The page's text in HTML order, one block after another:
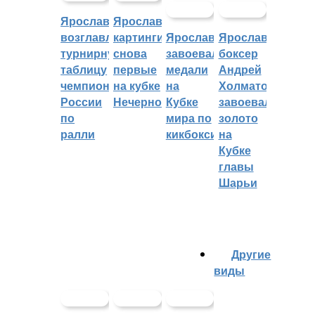
Ярославцы
возглавляют
турнирную
таблицу
чемпионата
России
по
ралли
Ярославские
картингисты
снова
первые
на кубке
Нечерноземья
Ярославцы
завоевали
медали
на
Кубке
мира по
кикбоксингу
Ярославский
боксер
Андрей
Холматов
завоевал
золото
на
Кубке
главы
Шарьи
Другие
виды